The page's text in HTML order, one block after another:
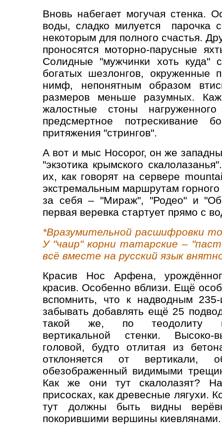
Вновь набегает могучая стенка.
воды, сладко милуется парочка
некоторым для полного счастья.
проносятся моторно-парусные
Солидные "мужчинки хоть куда"
богатых шезлонгов, окруженные
нимф, непонятным образом
размеров меньше разумных.
жалостные стоны
предсмертное потрескивание
притяжения "стрингов".
А вот и мыс Носорог, он же
"экзотика крымского
их, как говорят на сервере
экстремальным маршрутам
за себя – "Мираж", "Родео" и
первая веревка стартует прямо с
*Вразумительной расшифровки
У "чаир" корни татарские –
всё вместе на русский язык
Красив Нос Арфена,
красив. Особенно вблизи. Ещё
вспомнить, что к надводным
забывать добавлять ещё 25
такой же, по теодолиту
вертикальной стенки. Высоко-
головой, будто отлитая из
отклоняется от вертикали,
обезображенный видимыми
Как же они тут скалолазят?
присосках, как древесные лягухи.
тут должны быть видны
покорившими вершины